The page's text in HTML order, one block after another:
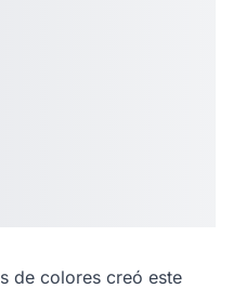
de colores creó este